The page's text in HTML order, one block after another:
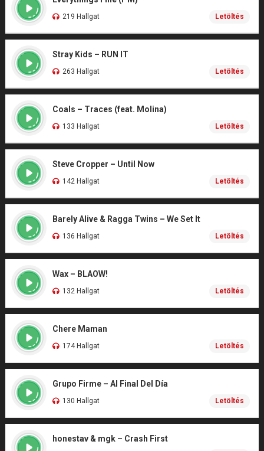
219 Hallgat Letöltés
Stray Kids – RUN IT
263 Hallgat Letöltés
Coals – Traces (feat. Molina)
133 Hallgat Letöltés
Steve Cropper – Until Now
142 Hallgat Letöltés
Barely Alive & Ragga Twins – We Set It
136 Hallgat Letöltés
Wax – BLAOW!
132 Hallgat Letöltés
Chere Maman
174 Hallgat Letöltés
Grupo Firme – Al Final Del Día
130 Hallgat Letöltés
honestav & mgk – Crash First